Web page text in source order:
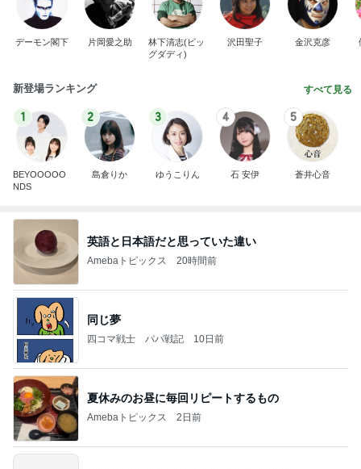
デーモン閣下 片岡愛之助
林下清志(ビッ
グダディ)
沢田聖子 金沢克彦
新登場ランキング すべて見る
1
BEYOOOOO
NDS
2
島倉りか
3
ゆうこりん
4
石 安伊
5
蒼井心音
英語と日本語だと思っていた違い
Amebaトピックス 20時間前
同じ夢
四コマ戦士 パパ戦記 10日前
夏休みのお昼に毎回リピートするもの
Amebaトピックス 2日前